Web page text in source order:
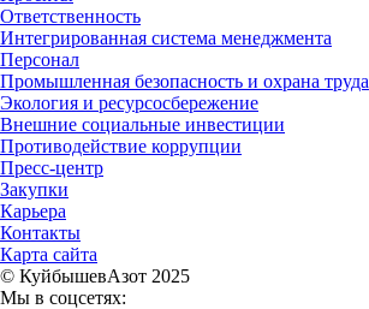
Ответственность
Интегрированная система менеджмента
Персонал
Промышленная безопасность и охрана труда
Экология и ресурсосбережение
Внешние социальные инвестиции
Противодействие коррупции
Пресс-центр
Закупки
Карьера
Контакты
Карта сайта
© КуйбышевАзот 2025
Мы в соцсетях: